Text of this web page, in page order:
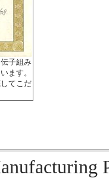
子組み
ます。
てこだ